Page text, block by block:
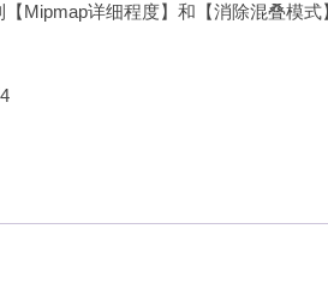
Mipmap详细程度】和【消除混叠模式